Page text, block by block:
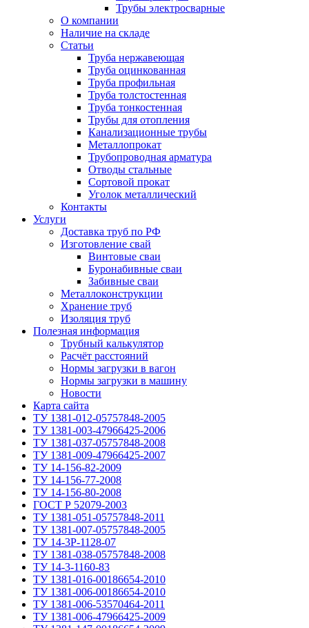
Трубы электросварные
О компании
Наличие на складе
Статьи
Труба нержавеющая
Труба оцинкованная
Труба профильная
Труба толстостенная
Труба тонкостенная
Трубы для отопления
Канализационные трубы
Металлопрокат
Трубопроводная арматура
Отводы стальные
Сортовой прокат
Уголок металлический
Контакты
Услуги
Доставка труб по РФ
Изготовление свай
Винтовые сваи
Буронабивные сваи
Забивные сваи
Металлоконструкции
Хранение труб
Изоляция труб
Полезная информация
Трубный калькулятор
Расчёт расстояний
Нормы загрузки в вагон
Нормы загрузки в машину
Новости
Карта сайта
ТУ 1381-012-05757848-2005
ТУ 1381-003-47966425-2006
ТУ 1381-037-05757848-2008
ТУ 1381-009-47966425-2007
ТУ 14-156-82-2009
ТУ 14-156-77-2008
ТУ 14-156-80-2008
ГОСТ Р 52079-2003
ТУ 1381-051-05757848-2011
ТУ 1381-007-05757848-2005
ТУ 14-3Р-1128-07
ТУ 1381-038-05757848-2008
ТУ 14-3-1160-83
ТУ 1381-016-00186654-2010
ТУ 1381-006-00186654-2010
ТУ 1381-006-53570464-2011
ТУ 1381-006-47966425-2009